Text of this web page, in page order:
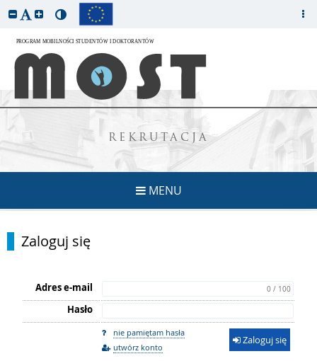
REKRUTACJA
MENU
Zaloguj się
Adres e-mail 0 / 100
Hasło
nie pamiętam hasła
utwórz konto
Zaloguj się